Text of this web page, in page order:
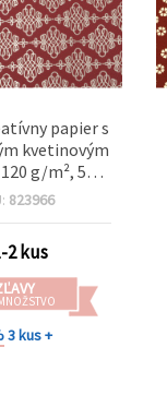
papier s
kvetinovým
g/m², 56 ×
s
fóliou — na
a DIY, HP38
823966
2 kus
3 kus +